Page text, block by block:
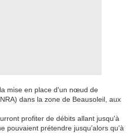
mise en place d'un nœud de
dans la zone de Beausoleil, aux
profiter de débits allant jusqu'à
pouvaient prétendre jusqu’alors qu’à